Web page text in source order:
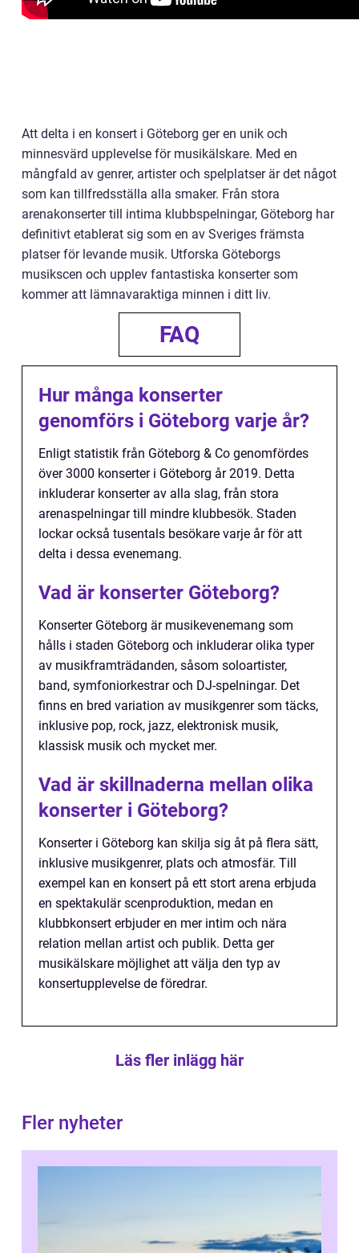
Att delta i en konsert i Göteborg ger en unik och
minnesvärd upplevelse för musikälskare. Med en
mångfald av genrer, artister och spelplatser är det något
som kan tillfredsställa alla smaker. Från stora
arenakonserter till intima klubbspelningar, Göteborg har
definitivt etablerat sig som en av Sveriges främsta
platser för levande musik. Utforska Göteborgs
musikscen och upplev fantastiska konserter som
kommer att lämnavaraktiga minnen i ditt liv.
FAQ
Hur många konserter
genomförs i Göteborg varje år?
Enligt statistik från Göteborg & Co genomfördes
över 3000 konserter i Göteborg år 2019. Detta
inkluderar konserter av alla slag, från stora
arenaspelningar till mindre klubbesök. Staden
lockar också tusentals besökare varje år för att
delta i dessa evenemang.
Vad är konserter Göteborg?
Konserter Göteborg är musikevenemang som
hålls i staden Göteborg och inkluderar olika typer
av musikframträdanden, såsom soloartister,
band, symfoniorkestrar och DJ-spelningar. Det
finns en bred variation av musikgenrer som täcks,
inklusive pop, rock, jazz, elektronisk musik,
klassisk musik och mycket mer.
Vad är skillnaderna mellan olika
konserter i Göteborg?
Konserter i Göteborg kan skilja sig åt på flera sätt,
inklusive musikgenrer, plats och atmosfär. Till
exempel kan en konsert på ett stort arena erbjuda
en spektakulär scenproduktion, medan en
klubbkonsert erbjuder en mer intim och nära
relation mellan artist och publik. Detta ger
musikälskare möjlighet att välja den typ av
konsertupplevelse de föredrar.
Läs fler inlägg här
Fler nyheter